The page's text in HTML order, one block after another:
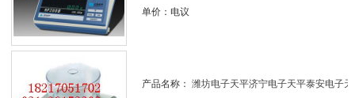
单价：电议
产品名称： 潍坊电子天平济宁电子天平泰安电子天